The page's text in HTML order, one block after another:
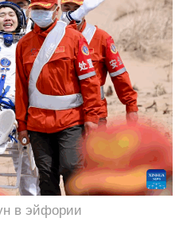
в эйфории